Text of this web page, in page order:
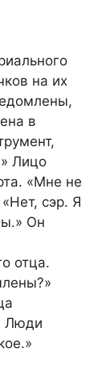
на их
в
Лицо
«Мне не
сэр. Я
Он
отца.
Люди